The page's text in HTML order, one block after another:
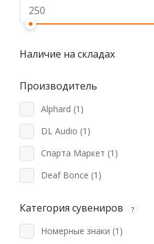
Наличие на складах
Производитель
Alphard (1 )
DL Audio (1 )
Спарта Маркет (1 )
Deaf Bonce (1 )
Категория сувениров ?
Номерные знаки (1 )